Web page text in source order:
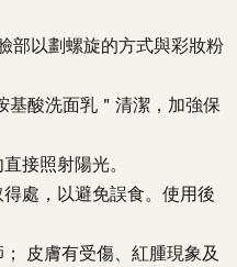
部以劃螺旋的方式與彩妝粉
酸洗面乳＂清潔，加強保
接照射陽光。
處，以避免誤食。使用後
皮膚有受傷、紅腫現象及